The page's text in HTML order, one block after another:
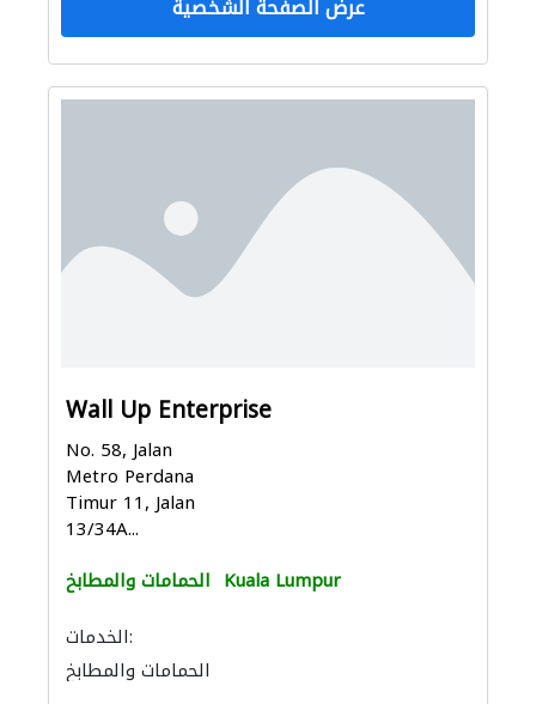
عرض الصفحة الشخصية
Wall Up Enterprise
No. 58, Jalan
Metro Perdana
Timur 11, Jalan
13/34A...
الحمامات والمطابخ Kuala Lumpur
الخدمات:
الحمامات والمطابخ